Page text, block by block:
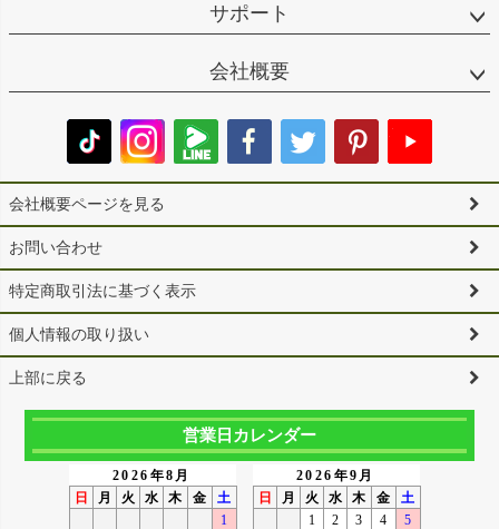
サポート
会社概要
会社概要ページを見る
お問い合わせ
特定商取引法に基づく表示
個人情報の取り扱い
上部に戻る
営業日カレンダー